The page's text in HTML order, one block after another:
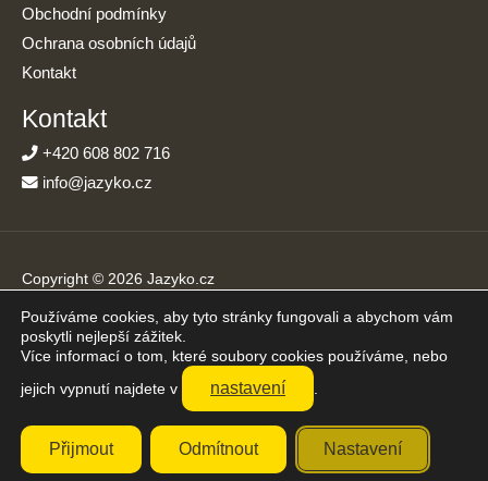
Obchodní podmínky
Ochrana osobních údajů
Kontakt
Kontakt
+420 608 802 716
info@jazyko.cz
Copyright © 2026 Jazyko.cz
Online kurzy angličtiny s podporou živého lektora. Učíte se jen
20 minut denně.
Přijímáme platby online
Používáme cookies, aby tyto stránky fungovali a abychom vám
poskytli nejlepší zážitek.
Více informací o tom, které soubory cookies používáme, nebo
jejich vypnutí najdete v
nastavení
Přijmout Odmítnout Nastavení